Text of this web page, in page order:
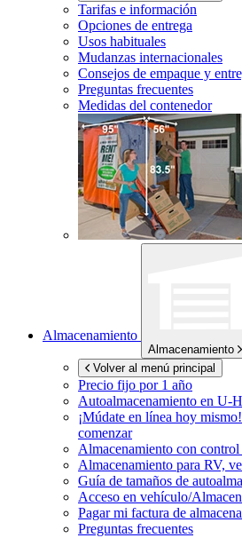
Tarifas e información
Opciones de entrega
Usos habituales
Mudanzas internacionales
Consejos de empaque y
Preguntas frecuentes
Medidas del contenedor
Almacenamiento
Almacenamiento
Volver al menú principal
Precio fijo por 1 año
Autoalmacenamiento en U-
¡Múdate en línea hoy mismo!
comenzar
Almacenamiento con control
Almacenamiento para RV,
Guía de tamaños de
Acceso en vehículo/
Pagar mi factura de
Preguntas frecuentes